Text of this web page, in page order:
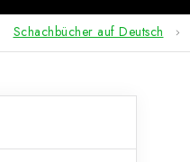
Schachbücher auf Deutsch